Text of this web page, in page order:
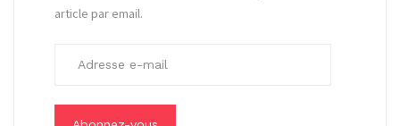
article par email.